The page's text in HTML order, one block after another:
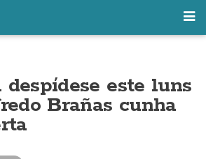
este luns
Brañas cunha